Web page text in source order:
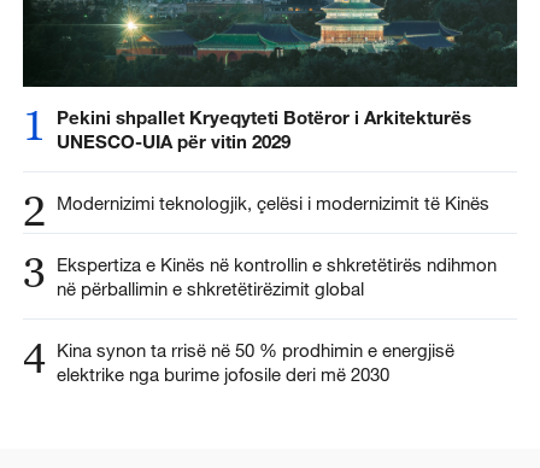
1
Pekini shpallet Kryeqyteti Botëror i Arkitekturës
UNESCO-UIA për vitin 2029
2 Modernizimi teknologjik, çelësi i modernizimit të Kinës
3
Ekspertiza e Kinës në kontrollin e shkretëtirës ndihmon
në përballimin e shkretëtirëzimit global
4 Kina synon ta rrisë në 50 % prodhimin e energjisë
elektrike nga burime jofosile deri më 2030